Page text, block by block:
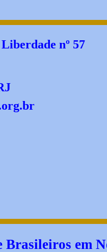
nº 57
Brasileiros em